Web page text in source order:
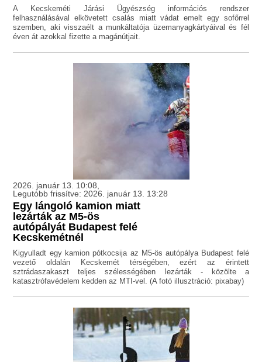
A Kecskeméti Járási Ügyészség információs rendszer
felhasználásával elkövetett csalás miatt vádat emelt egy sofőrrel
szemben, aki visszaélt a munkáltatója üzemanyagkártyáival és fél
éven át azokkal fizette a magánútjait.
2026. január 13. 10:08,
Legutóbb frissítve: 2026. január 13. 13:28
Egy lángoló kamion miatt
lezárták az M5-ös
autópályát Budapest felé
Kecskemétnél
Kigyulladt egy kamion pótkocsija az M5-ös autópálya Budapest felé
vezető oldalán Kecskemét térségében, ezért az érintett
sztrádaszakaszt teljes szélességében lezárták - közölte a
katasztrófavédelem kedden az MTI-vel. (A fotó illusztráció: pixabay)